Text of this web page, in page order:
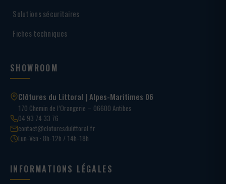
Solutions sécuritaires
Fiches techniques
SHOWROOM
Clôtures du Littoral | Alpes-Maritimes 06
170 Chemin de l’Orangerie – 06600 Antibes
04 93 74 33 76
contact@cloturesdulittoral.fr
Lun-Ven · 8h-12h / 14h-18h
INFORMATIONS LÉGALES